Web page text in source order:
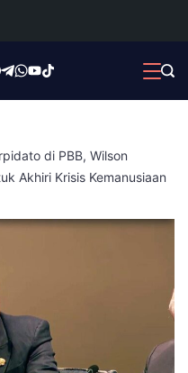
di PBB, Wilson
Akhiri Krisis Kemanusiaan